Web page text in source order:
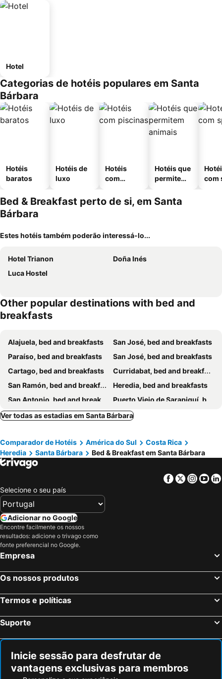
Hotel
Categorias de hotéis populares em Santa
Bárbara
Hotéis
baratos
Hotéis de
luxo
Hotéis
com
Hotéis que
permitem
com
Bed & Breakfast perto de si, em Santa
Bárbara
Estes hotéis também poderão interessá-lo...
Hotel Trianon
Doña Inés
Luca Hostel
Other popular destinations with bed and
breakfasts
Alajuela, bed and breakfasts
San José, bed and breakfasts
Paraíso, bed and breakfasts
San José, bed and breakfasts
Cartago, bed and breakfasts
Curridabat, bed and breakfasts
San Ramón, bed and breakfasts
Heredia, bed and breakfasts
San Antonio, bed and breakfasts
Puerto Viejo de Sarapiquí, bed and breakfasts
San Antonio, bed and breakfasts
Escazú, bed and breakfasts
Grecia, bed and breakfasts
Carmona, bed and breakfasts
San Isidro, bed and breakfasts
Colón, bed and breakfasts
Guápiles, bed and breakfasts
Guadalupe, bed and breakfasts
Ver todas as estadias em Santa Bárbara
Comparador de Hotéis América do Sul
Costa Rica
Heredia
Santa Bárbara Bed & Breakfast em Santa Bárbara
Facebook
Twitter
Selecione o seu país
Adicionar no Google
Encontre facilmente os nossos
resultados: adicione o trivago como
fonte preferencial no Google.
Empresa
Os nossos produtos
Termos e políticas
Suporte
Inicie sessão para desfrutar de
vantagens exclusivas para membros